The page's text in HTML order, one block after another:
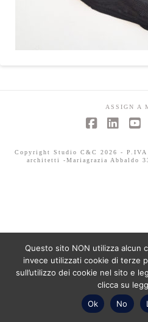
ASSIGN A
Copyright Studio C&C 2026 - P.IVA
architetti -Mariagrazia Abbaldo
Questo sito NON utilizza alcun
invece utilizzati cookie di terze
sull’utilizzo dei cookie nel sito e
clicca su
Ok
No